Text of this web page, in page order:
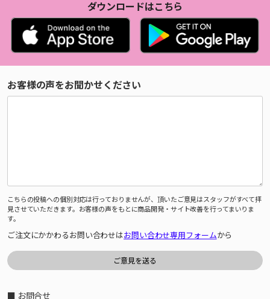
ダウンロードはこちら
お客様の声をお聞かせください
こちらの投稿への個別対応は行っておりませんが、頂いたご意見はスタッフがすべて拝
見させていただきます。お客様の声をもとに商品開発・サイト改善を行ってまいりま
す。
ご注文にかかわるお問い合わせはお問い合わせ専用フォームから
■ お問合せ